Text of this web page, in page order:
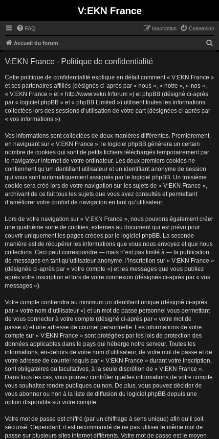
V:EKN France
FAQ Connexion
Inscription
Accueil du forum
V:EKN France - Politique de confidentialité
Cette politique de confidentialité explique en détail comment « V:EKN France »
et ses partenaires affiliés (désignés ci-après par « nous », « notre », « nos »,
« V:EKN France » et « http://www.vekn.fr/forum ») et phpBB (désigné ci-après
par « logiciel phpBB » et « phpBB Limited ») utilisent toutes les informations
collectées lors des sessions d’utilisation de votre part (désignées ci-après par
« vos informations »).
Vos informations sont collectées de deux manières différentes. Premièrement,
en naviguant sur « V:EKN France », le logiciel phpBB génèrera un certain
nombre de cookies qui sont de petits fichiers téléchargés temporairement par
le navigateur internet de votre ordinateur. Les deux premiers cookies ne
contiennent qu’un identifiant utilisateur et un identifiant anonyme de session
qui vous sont automatiquement assignés par le logiciel phpBB. Un troisième
cookie sera créé lors de votre navigation sur les sujets de « V:EKN France »,
archivant de ce fait tous les sujets que vous avez consultés et permettant
d’améliorer votre confort de navigation en tant qu’utilisateur.
Lors de votre navigation sur « V:EKN France », nous pouvons également créer
une quatrième sorte de cookies, externes au document qui est prévu pour
couvrir uniquement les pages créées par le logiciel phpBB. La seconde
manière est de récupérer les informations que vous nous envoyez et que nous
collectons. Ceci peut correspondre — mais n’est pas limité à — la publication
de messages en tant qu’utilisateur anonyme, l’inscription sur « V:EKN France »
(désignée ci-après par « votre compte ») et les messages que vous publiez
après votre inscription et lors de votre connexion (désignés ci-après par « vos
messages »).
Votre compte contiendra au minimum un identifiant unique (désigné ci-après
par « votre nom d’utilisateur ») et un mot de passe personnel vous permettant
de vous connecter à votre compte (désigné ci-après par « votre mot de
passe ») et une adresse de courriel personnelle. Les informations de votre
compte sur « V:EKN France » sont protégées par les lois de protection des
données applicables dans le pays qui héberge notre serveur. Toutes les
informations, en-dehors de votre nom d’utilisateur, de votre mot de passe et de
votre adresse de courriel requis par « V:EKN France » durant votre inscription,
sont obligatoires ou facultatives, à la seule discrétion de « V:EKN France ».
Dans tous les cas, vous pouvez contrôler quelles informations de votre compte
vous souhaitez rendre publiques ou non. De plus, vous pouvez décider de
vous abonner ou non à la liste de diffusion du logiciel phpBB depuis une
option disponible sur votre compte.
Votre mot de passe est chiffré (par un chiffrage à sens unique) afin qu’il soit
sécurisé. Cependant, il est recommandé de ne pas utiliser le même mot de
passe sur plusieurs sites internet différents. Votre mot de passe est le moyen